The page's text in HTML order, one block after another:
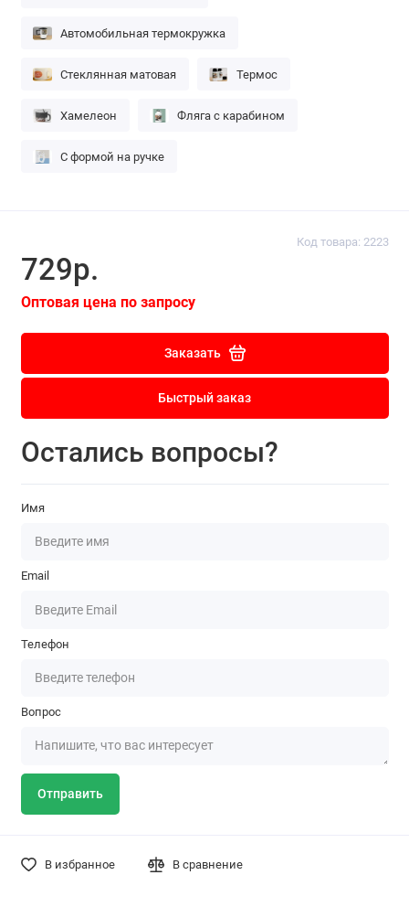
Код товара: 2223
729р.
Оптовая цена по запросу
Заказать
Быстрый заказ
Остались вопросы?
Имя
Email
Телефон
Вопрос
Отправить
В избранное В сравнение
Автомобильная термокружка
Стеклянная матовая Термос
Хамелеон Фляга с карабином
С формой на ручке